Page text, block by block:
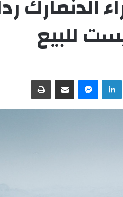
الدنمارك
للبيع
لينكدإن